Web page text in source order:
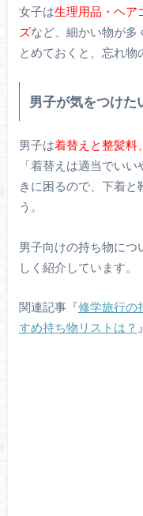
女子は生理用品・ヘア
ズなど、細かい物が多
とめておくと、忘れ物
男子が気をつけた
男子は着替えと整髪料
「着替えは適当でい
きに困るので、下着と
う。
男子向けの持ち物につ
しく紹介しています。
関連記事『修学旅行の
すめ持ち物リストは？ 』